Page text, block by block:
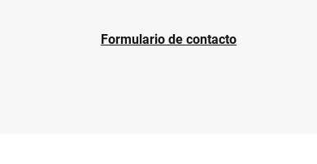
Formulario de contacto